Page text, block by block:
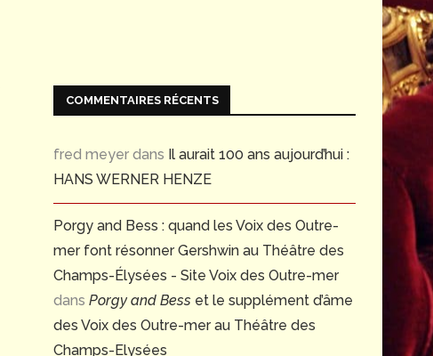
COMMENTAIRES RÉCENTS
fred meyer dans Il aurait 100 ans aujourd’hui :
HANS WERNER HENZE
Porgy and Bess : quand les Voix des Outre-
mer font résonner Gershwin au Théâtre des
Champs-Élysées - Site Voix des Outre-mer
dans Porgy and Bess et le supplément d’âme
des Voix des Outre-mer au Théâtre des
Champs-Elysées